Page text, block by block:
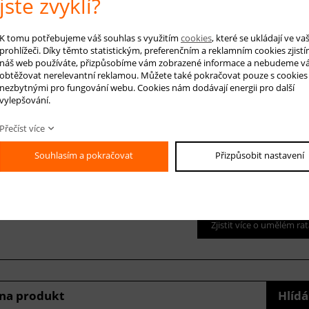
ÚDRŽBA:
nábytku z umělého ratanu je velice snadné. Stačí ho otřít vlhkým
potahy, které lze prát na 30°C bez aviváže.
poznat kvalitní umělý ratan
trendům nyní kraluje vyplétaný ratanový nábytek, který vám nabízíme.
i exteriéru. Lze ho umístit jak v obývacím pokoji, kuchyni, tak i na
hliníku je ručně vyplétaná speciálními vlákny. Jednoznačně největší
nábytek zůstat venku bez poškození. Veškeré
s uzávěrem na zip. Naše zboží má věčně stejný vzhled a dlouhou životnost.
Zjistit více o umělém
produkt
jste zvyklí?
K tomu potřebujeme váš souhlas s využitím cookies, které se ukládají ve
prohlížeči. Díky těmto statistickým, preferenčním a reklamním cookies
náš web používáte, přizpůsobíme vám zobrazené informace a nebudeme
obtěžovat nerelevantní reklamou. Můžete také pokračovat pouze s cookies
nezbytnými pro fungování webu. Cookies nám dodávají energii pro další
vylepšování.
Přečíst více
Souhlasím a pokračovat Přizpůsobit nastavení